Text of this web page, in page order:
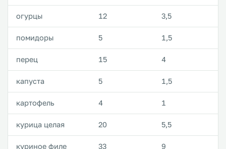
огурцы 12 3,5
помидоры 5 1,5
перец 15 4
капуста 5 1,5
картофель 4 1
курица целая 20 5,5
куриное филе 33 9